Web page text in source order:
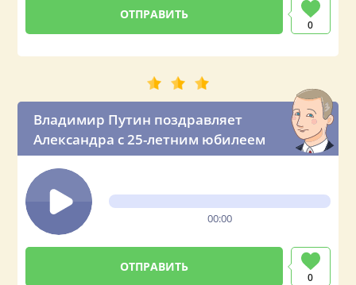
0
Владимир Путин поздравляет
Александра с 25-летним юбилеем
00:00
0